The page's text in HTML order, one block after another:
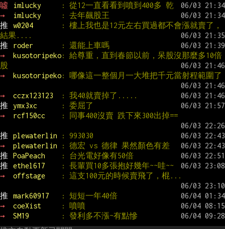
噓
imlucky
: 從12一直看看到噴到400多 乾
→
imlucky
: 去年飆股王
推
w0204
: 樓上我也是12元左右買過都不會漲就賣了，
結果....
推
roder
: 還能上車嗎
→
kusotoripeko: 給尊重，直到春節以前，呆股沒那麼多10倍
股
→
kusotoripeko: 哪像這一整個月一大堆把千元當射程範圍了
→ cczx123123
: 我40就賣掉了.....
推
ymx3xc
: 委屈了
→
rcf150cc : 同事400沒賣 跌下來300出掉==
推 plewaterlin
: 993030
→
plewaterlin
: 德宏 vs 德律 果然顏色有差
推
PoaPeach
: 台光電好像有50倍
推
ethel617
: 長輩買10多張抱好幾年~~哇~~
→
offstage : 這支100元的時候賣飛了，棍...
推 mark60917
: 短短一年40倍
→
coeXist
: 噴噴
→
SM19
: 發利多不漲~有點慘